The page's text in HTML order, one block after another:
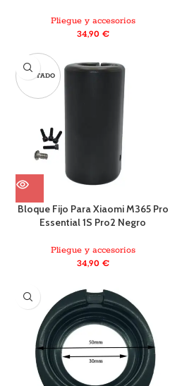
Pliegue y accesorios
34,90 €
AGOTADO
Bloque Fijo Para Xiaomi M365 Pro
Essential 1S Pro2 Negro
Pliegue y accesorios
34,90 €